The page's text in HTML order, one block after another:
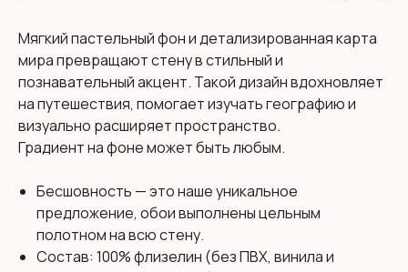
Мягкий пастельный фон и детализированная карта
мира превращают стену в стильный и
познавательный акцент. Такой дизайн вдохновляет
на путешествия, помогает изучать географию и
визуально расширяет пространство.
Градиент на фоне может быть любым.
Бесшовность — это наше уникальное
предложение, обои выполнены цельным
полотном на всю стену.
Состав: 100% флизелин (без ПВХ, винила и